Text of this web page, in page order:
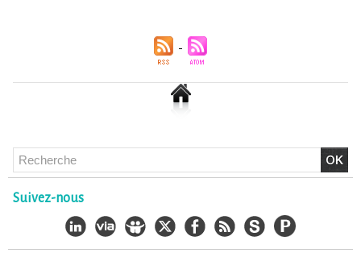
Suivez-nous
vers la Cour de cassation
30/06/2026 -Christophe LEGUEVAQUES
LÈGUEVAQUES (CLE), avocat de parties civiles, après la
décision de confirmation du non-lieu
-Christophe LEGUEVAQUES